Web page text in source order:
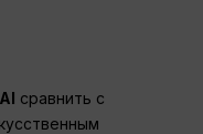
AI сравнить с